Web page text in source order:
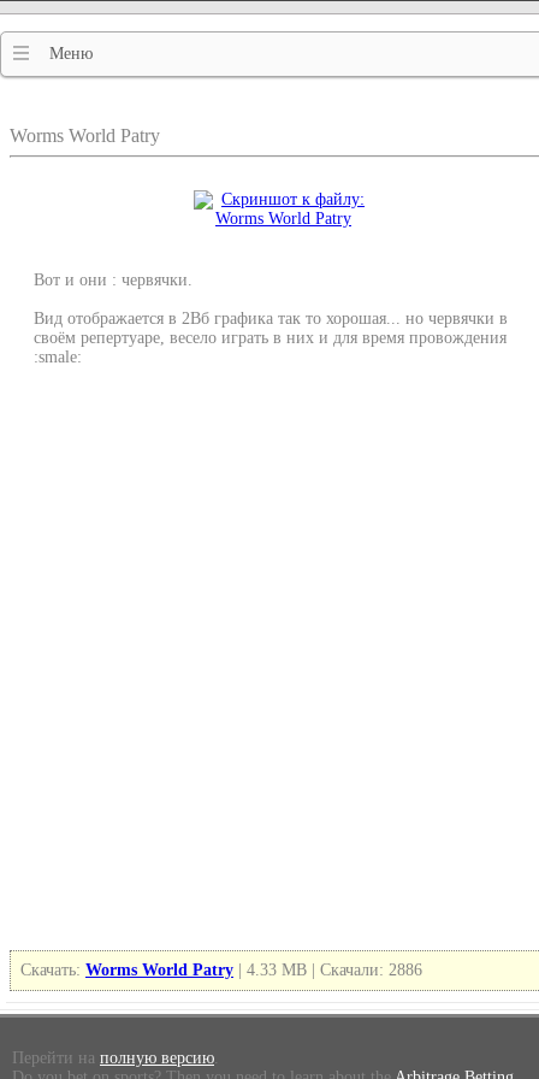
Меню
Worms World Patry
Вот и они : червячки.
Вид отображается в 2Вб графика так то хорошая... но червячки в
своём репертуаре, весело играть в них и для время провождения
:smale:
Скачать: Worms World Patry | 4.33 MB | Скачали: 2886
Перейти на полную версию.